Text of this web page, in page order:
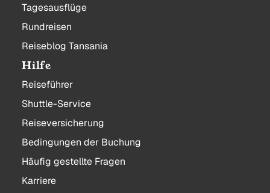
Tagesausflüge
Rundreisen
Reiseblog Tansania
Hilfe
Reiseführer
Shuttle-Service
Reiseversicherung
Bedingungen der Buchung
Häufig gestellte Fragen
Karriere